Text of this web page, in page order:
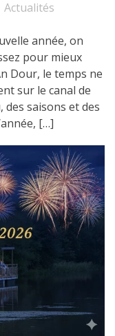
Actualités
année, on
pour mieux
Dour, le temps ne
sur le canal de
des saisons et des
[…]